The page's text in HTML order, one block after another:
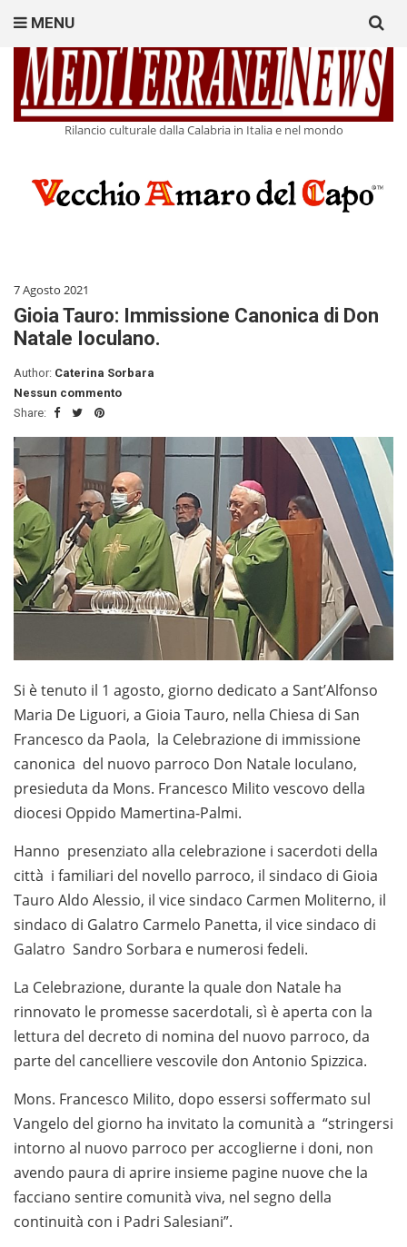
Rilancio culturale dalla Calabria in Italia e nel mondo
MENU
for:
7 Agosto 2021
Gioia Tauro: Immissione Canonica di Don
Natale Ioculano.
Author: Caterina Sorbara
Nessun commento
Share:
Si è tenuto il 1 agosto, giorno dedicato a Sant’Alfonso
Maria De Liguori, a Gioia Tauro, nella Chiesa di San
Francesco da Paola, la Celebrazione di immissione
canonica del nuovo parroco Don Natale Ioculano,
presieduta da Mons. Francesco Milito vescovo della
diocesi Oppido Mamertina-Palmi.
Hanno presenziato alla celebrazione i sacerdoti della
città i familiari del novello parroco, il sindaco di Gioia
Tauro Aldo Alessio, il vice sindaco Carmen Moliterno, il
sindaco di Galatro Carmelo Panetta, il vice sindaco di
Galatro Sandro Sorbara e numerosi fedeli.
La Celebrazione, durante la quale don Natale ha
rinnovato le promesse sacerdotali, sì è aperta con la
lettura del decreto di nomina del nuovo parroco, da
parte del cancelliere vescovile don Antonio Spizzica.
Mons. Francesco Milito, dopo essersi soffermato sul
Vangelo del giorno ha invitato la comunità a “stringersi
intorno al nuovo parroco per accoglierne i doni, non
avendo paura di aprire insieme pagine nuove che la
facciano sentire comunità viva, nel segno della
continuità con i Padri Salesiani”.